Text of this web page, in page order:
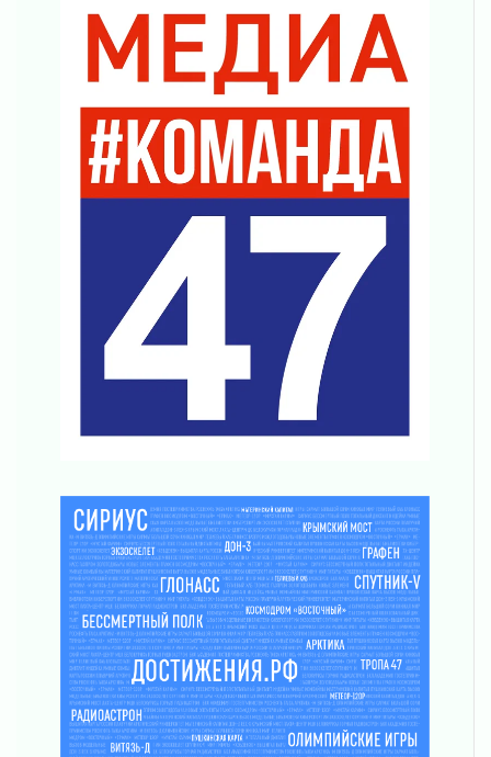
согласие
04 августа 2026
Без риска для здоровья и кошелька
04 августа 2026
Важная информация
04 августа 2026
Что делать со сбережениями
04 августа 2026
Награды нашли строителей
Ленобласть повышает производительность
труда в ЖКХ
03 августа 2026
Поддержка волонтерских объединений
Ладожский мост полностью закроют на два
03 августа 2026
Новая площадка: 2027
03 августа 2026
Часть медиков в Ленобласти сможет
рассчитывать на доплату от региона
03 августа 2026
За сутки в Ленинградской области
ликвидировали 10 пожаров
03 августа 2026
Клюква наливается, но в корзинку пока не